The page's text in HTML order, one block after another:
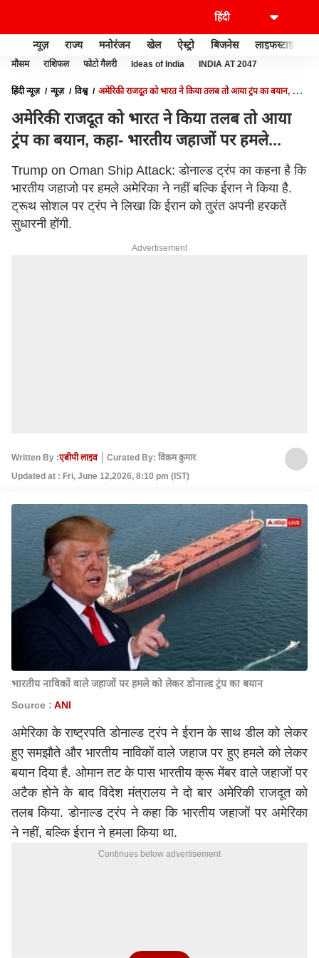
न्यूज़ राज्य मनोरंजन खेल ऐस्ट्रो बिजनेस लाइफस्टाइल
मौसम राशिफल फोटो गैलरी Ideas of India INDIA AT 2047
हिंदी न्यूज़ न्यूज़ विश्व
अमेरिकी राजदूत को भारत ने किया तलब तो आया ट्रंप का बयान, कहा-
अमेरिकी राजदूत को भारत ने किया तलब तो आया
ट्रंप का बयान, कहा- भारतीय जहाजों पर हमले...
Trump on Oman Ship Attack: डोनाल्ड ट्रंप का कहना है कि
भारतीय जहाजो पर हमले अमेरिका ने नहीं बल्कि ईरान ने किया है.
ट्रूथ सोशल पर ट्रंप ने लिखा कि ईरान को तुरंत अपनी हरकतें
सुधारनी होंगी.
Advertisement
Written By :एबीपी लाइव
Curated By: विक्रम कुमार
Updated at : Fri, June 12,2026, 8:10 pm (IST)
भारतीय नाविकों वाले जहाजों पर हमले को लेकर डोनाल्ड ट्रंप का बयान
Source : ANI
अमेरिका के राष्ट्रपति डोनाल्ड ट्रंप ने ईरान के साथ डील को लेकर
हुए समझौते और भारतीय नाविकों वाले जहाज पर हुए हमले को लेकर
बयान दिया है. ओमान तट के पास भारतीय क्रू मेंबर वाले जहाजों पर
अटैक होने के बाद विदेश मंत्रालय ने दो बार अमेरिकी राजदूत को
तलब किया.डोनाल्ड ट्रंप ने कहा कि भारतीय जहाजों पर अमेरिका
ने नहीं, बल्कि ईरान ने हमला किया था.
Continues below advertisement